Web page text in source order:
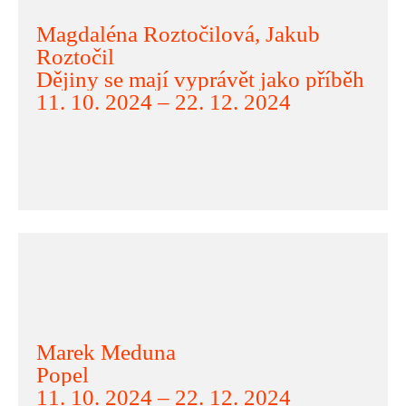
Magdaléna Roztočilová, Jakub
Roztočil
Dějiny se mají vyprávět jako příběh
11. 10. 2024 – 22. 12. 2024
Marek Meduna
Popel
11. 10. 2024 – 22. 12. 2024